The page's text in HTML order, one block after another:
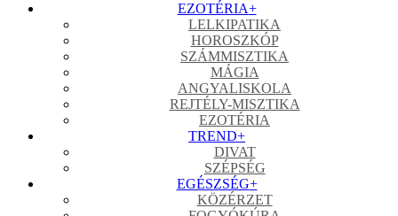
EZOTÉRIA+
LELKIPATIKA
HOROSZKÓP
SZÁMMISZTIKA
MÁGIA
ANGYALISKOLA
REJTÉLY-MISZTIKA
EZOTÉRIA
TREND+
DIVAT
SZÉPSÉG
EGÉSZSÉG+
KÖZÉRZET